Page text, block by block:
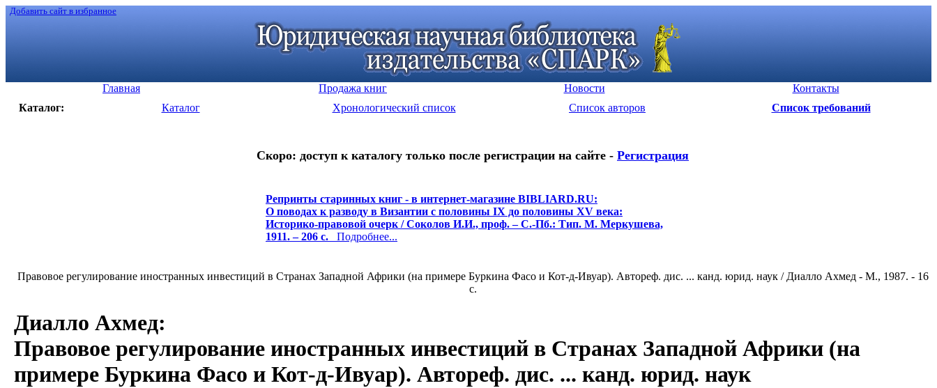
Добавить сайт в избранное
Главная Продажа книг Новости
Контакты
Каталог:
Каталог Хронологический список Список авторов Список требований
Скоро: доступ к каталогу только после регистрации на сайте - Регистрация
Репринты старинных книг - в интернет-магазине BIBLIARD.RU:
О поводах к разводу в Византии с половины IX до половины XV века:
Историко-правовой очерк / Соколов И.И., проф. – С.-Пб.: Тип. М. Меркушева,
1911. – 206 с. Подробнее...
Правовое регулирование иностранных инвестиций в Странах Западной Африки (на примере Буркина Фасо и Кот-д-Ивуар). Автореф. дис. ... канд. юрид. наук / Диалло Ахмед - М., 1987. - 16
c.
Диалло Ахмед:
Правовое регулирование иностранных инвестиций в Странах Западной Африки (на
примере Буркина Фасо и Кот-д-Ивуар). Автореф. дис. ... канд. юрид. наук